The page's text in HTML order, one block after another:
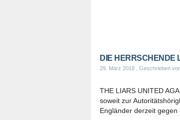
DIE HERRSCHENDE
29. März 2018 , Geschrieben
THE LIARS UNITED
soweit zur
Engländer derzeit gegen